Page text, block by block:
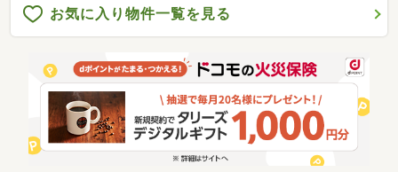
お気に入り物件一覧を見る